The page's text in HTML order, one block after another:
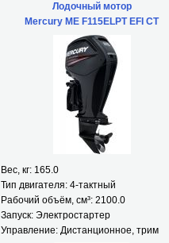
Лодочный мотор
Mercury ME F115ELPT EFI CT
Вес, кг: 165.0
Тип двигателя: 4-тактный
Рабочий объём, см³: 2100.0
Запуск: Электростартер
Управление: Дистанционное, трим